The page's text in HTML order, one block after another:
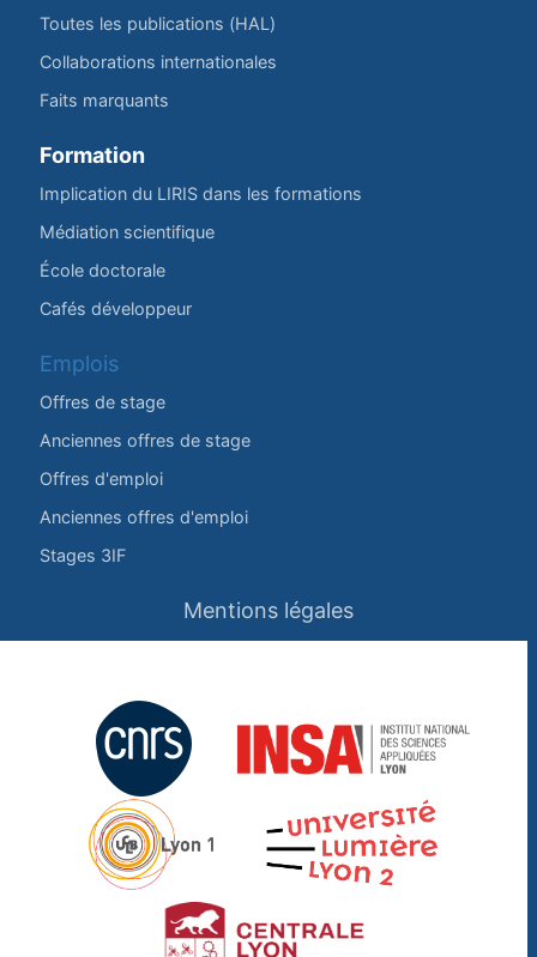
Toutes les publications (HAL)
Collaborations internationales
Faits marquants
Formation
Implication du LIRIS dans les formations
Médiation scientifique
École doctorale
Cafés développeur
Emplois
Offres de stage
Anciennes offres de stage
Offres d'emploi
Anciennes offres d'emploi
Stages 3IF
Mentions légales